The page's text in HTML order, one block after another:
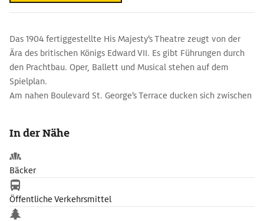
Das 1904 fertiggestellte His Majesty’s Theatre zeugt von der
Ära des britischen Königs Edward VII. Es gibt Führungen durch
den Prachtbau. Oper, Ballett und Musical stehen auf dem
Spielplan.
Am nahen Boulevard St. George’s Terrace ducken sich zwischen
Schulen.
In der Nähe
Bäcker
Öffentliche Verkehrsmittel